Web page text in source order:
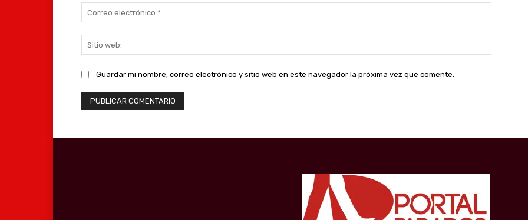
web:
Guardar mi nombre, correo electrónico y sitio web en este navegador la próxima vez que comente.